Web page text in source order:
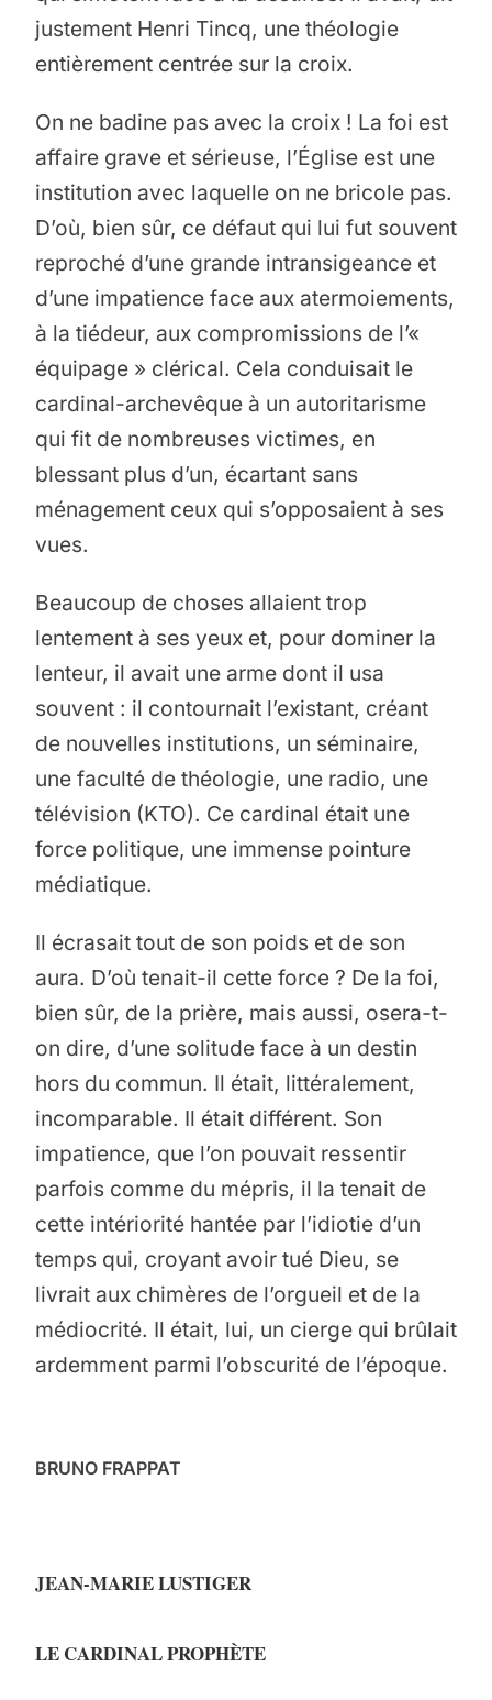
justement Henri Tincq, une théologie
entièrement centrée sur la croix.
On ne badine pas avec la croix ! La foi est
affaire grave et sérieuse, l’Église est une
institution avec laquelle on ne bricole pas.
D’où, bien sûr, ce défaut qui lui fut souvent
reproché d’une grande intransigeance et
d’une impatience face aux atermoiements,
à la tiédeur, aux compromissions de l’«
équipage » clérical. Cela conduisait le
cardinal-archevêque à un autoritarisme
qui fit de nombreuses victimes, en
blessant plus d’un, écartant sans
ménagement ceux qui s’opposaient à ses
vues.
Beaucoup de choses allaient trop
lentement à ses yeux et, pour dominer la
lenteur, il avait une arme dont il usa
souvent : il contournait l’existant, créant
de nouvelles institutions, un séminaire,
une faculté de théologie, une radio, une
télévision (KTO). Ce cardinal était une
force politique, une immense pointure
médiatique.
Il écrasait tout de son poids et de son
aura. D’où tenait-il cette force ? De la foi,
bien sûr, de la prière, mais aussi, osera-t-
on dire, d’une solitude face à un destin
hors du commun. Il était, littéralement,
incomparable. Il était différent. Son
impatience, que l’on pouvait ressentir
parfois comme du mépris, il la tenait de
cette intériorité hantée par l’idiotie d’un
temps qui, croyant avoir tué Dieu, se
livrait aux chimères de l’orgueil et de la
médiocrité. Il était, lui, un cierge qui brûlait
ardemment parmi l’obscurité de l’époque.
BRUNO FRAPPAT
JEAN-MARIE LUSTIGER
LE CARDINAL PROPHÈTE